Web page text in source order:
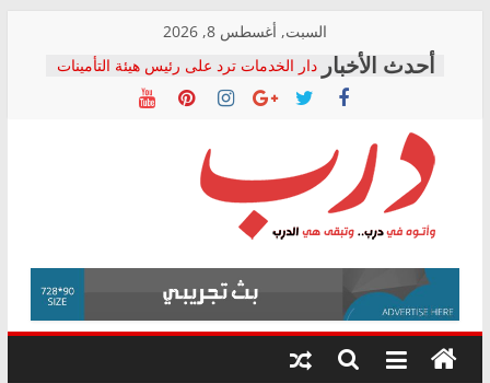
content
السبت, أغسطس 8, 2026
دار الخدمات ترد على رئيس هيئة التأمينات
بعد مؤتمره الصحفي: إنكار الأزمة لا ينهي
معاناة أصحاب المعاشات.. ونطالب بكشف
فرحات سليمان يكتب: القطاع الصحي إلى
أين؟
حزب التحالف الشعبي يطلق لجنة “الحق
في الصحة” بالإسكندرية لرصد الانتهاكات
ودعم المرضى
الوزاري لمدينة الصحفيين.. وانتهاء أعمال
إنشاء المبنى الإداري
المجلس القومي لحقوق الإنسان يعلن
متابعة قضية الدكتور محمد زهران.. ويؤكد:
قرينة البراءة وضمانات المحاكمة العادلة
درب
وأتوه
درب..
وتبقى
هي